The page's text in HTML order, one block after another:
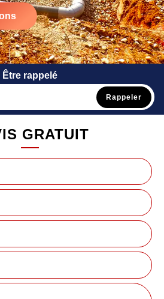
Être rappelé
GRATUIT